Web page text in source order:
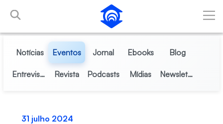
Pular para o Conteúdo principal
Notícias Eventos Jornal Ebooks Blog
Entrevistas Revista Podcasts Mídias Newsletter
31 julho 2024